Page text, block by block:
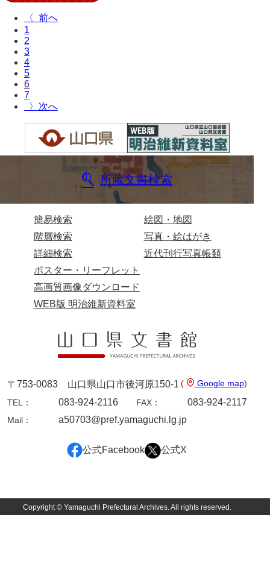
〈
1
2
3
4
5
6
7
〉
所蔵文書検索
簡易検索
階層検索
詳細検索
絵図・地図
写真・絵はがき
近代刊行写真帳類
ポスター・リーフレット
高画質画像ダウンロード
WEB版 明治維新資料室
〒753-0083 山口県山口市後河原150-1 ( Google map)
TEL：
083-924-2116 FAX： 083-924-2117
Mail： a50703@pref.yamaguchi.lg.jp
公式Facebook 公式X
Copyright © Yamaguchi Prefectural Archives. All rights reserved.